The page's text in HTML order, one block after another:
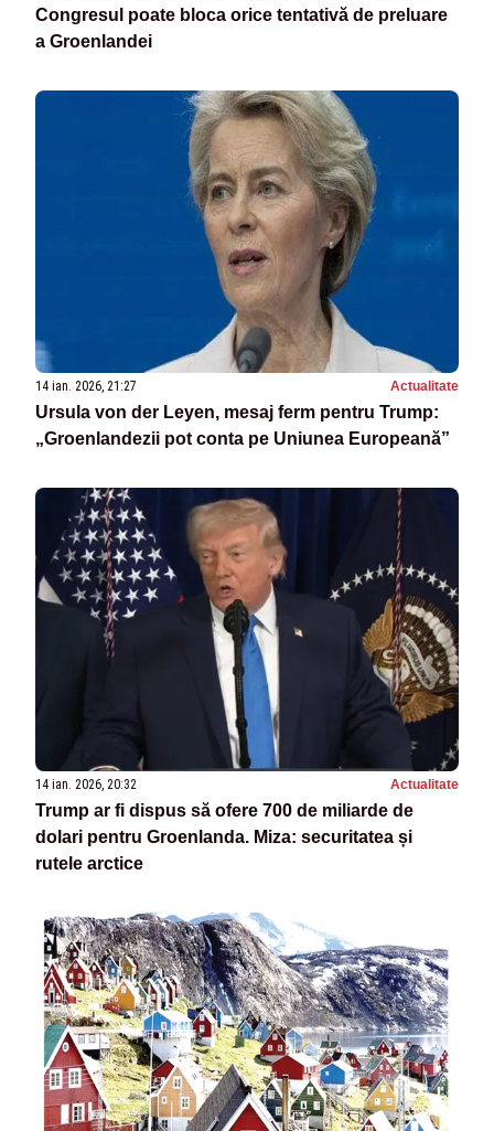
Congresul poate bloca orice tentativă de preluare
a Groenlandei
14 ian. 2026, 21:27 Actualitate
Ursula von der Leyen, mesaj ferm pentru Trump:
„Groenlandezii pot conta pe Uniunea Europeană”
14 ian. 2026, 20:32 Actualitate
Trump ar fi dispus să ofere 700 de miliarde de
dolari pentru Groenlanda. Miza: securitatea și
rutele arctice